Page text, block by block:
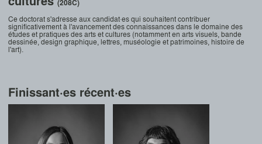
(208C)
Ce doctorat s'adresse aux candidat·es qui souhaitent contribuer
significativement à l'avancement des connaissances dans le domaine des
études et pratiques des arts et cultures (notamment en arts visuels, bande
dessinée, design graphique, lettres, muséologie et patrimoines, histoire de
l'art).
Finissant·es récent·es